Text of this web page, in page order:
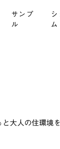
サンプ
ル
シ
ム
大人の住環境